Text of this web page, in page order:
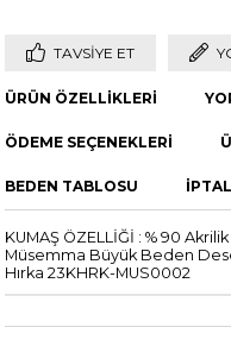
TAVSIYE ET
ÜRÜN ÖZELLIKLERI
ÖDEME SEÇENEKLERI
BEDEN TABLOSU
KUMAŞ ÖZELLİĞİ : % 90
Müsemma Büyük Beden
Hırka 23KHRK-MUS0002